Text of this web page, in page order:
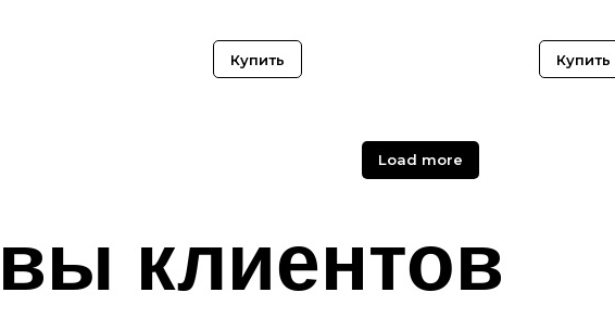
Купить Купить
Load more
клиентов